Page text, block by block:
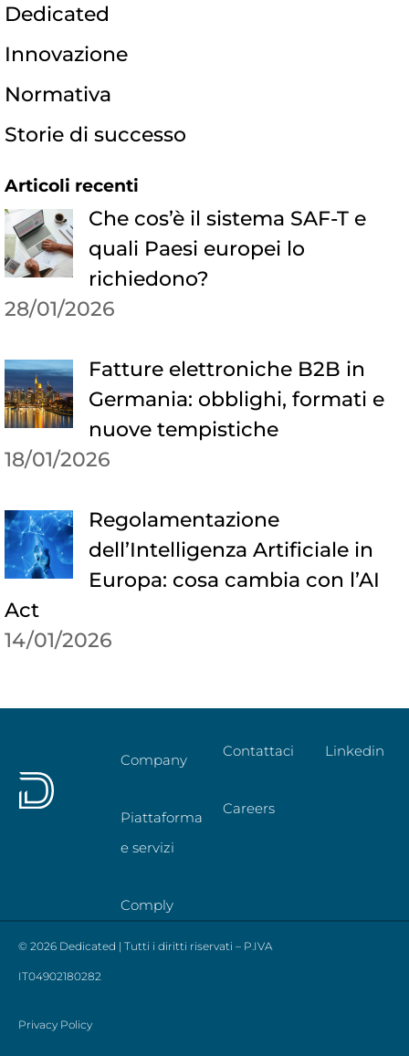
Dedicated
Innovazione
Normativa
Storie di successo
Articoli recenti
Che cos’è il sistema SAF-T e
quali Paesi europei lo
richiedono?
28/01/2026
Fatture elettroniche B2B in
Germania: obblighi, formati e
nuove tempistiche
18/01/2026
Regolamentazione
dell’Intelligenza Artificiale in
Europa: cosa cambia con l’AI
Act
14/01/2026
Company
Piattaforma
e servizi
Comply
Contattaci
Careers
Linkedin
© 2026 Dedicated | Tutti i diritti riservati – P.IVA
IT04902180282
Privacy Policy